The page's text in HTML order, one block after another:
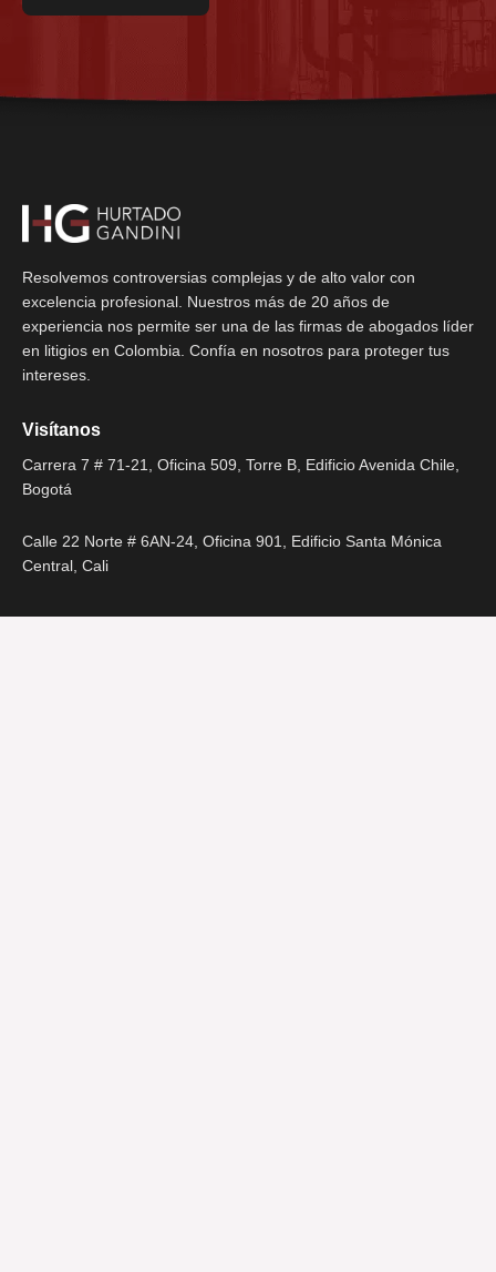
Resolvemos controversias complejas y de alto valor con
excelencia profesional. Nuestros más de 20 años de
experiencia nos permite ser una de las firmas de abogados líder
en litigios en Colombia. Confía en nosotros para proteger tus
intereses.
Visítanos
Carrera 7 # 71-21, Oficina 509, Torre B, Edificio Avenida Chile,
Bogotá
Calle 22 Norte # 6AN-24, Oficina 901, Edificio Santa Mónica
Central, Cali